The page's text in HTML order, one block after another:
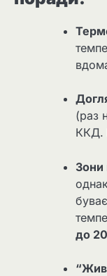
(раз
ККД.
Зони
до